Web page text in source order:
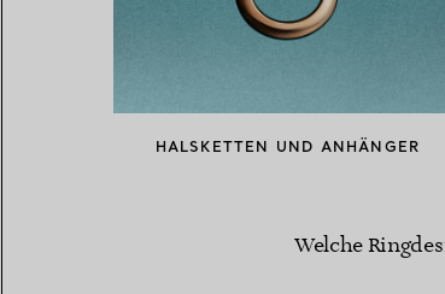
HALSKETTEN UND ANHÄNGER
Welche